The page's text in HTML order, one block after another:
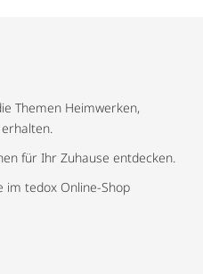
Themen Heimwerken,
für Ihr Zuhause entdecken.
im tedox Online-Shop